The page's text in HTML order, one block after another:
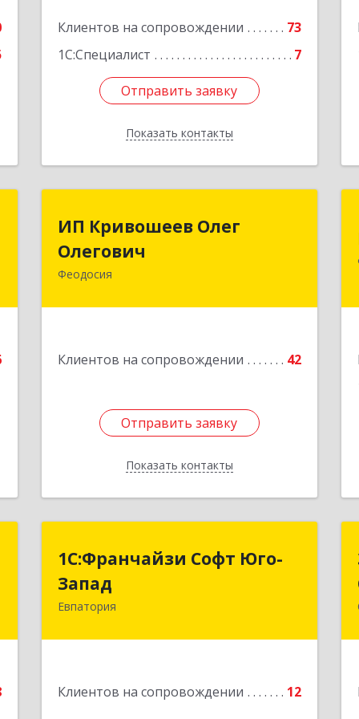
Клиентов на сопровождении
73
1С:Специалист
7
Отправить заявку
Показать контакты
Отправить заявку
Назад
ИП Кривошеев Олег
Олегович
Феодосия
Клиентов на сопровождении 42
Отправить заявку
Показать контакты
Олегович
Отправить заявку
Назад
1С:Франчайзи Софт Юго-
Запад
Евпатория
Клиентов на сопровождении 12
1С:Франчайзи Софт Юго-
Запад
297407, Крым Респ, Евпатория г,